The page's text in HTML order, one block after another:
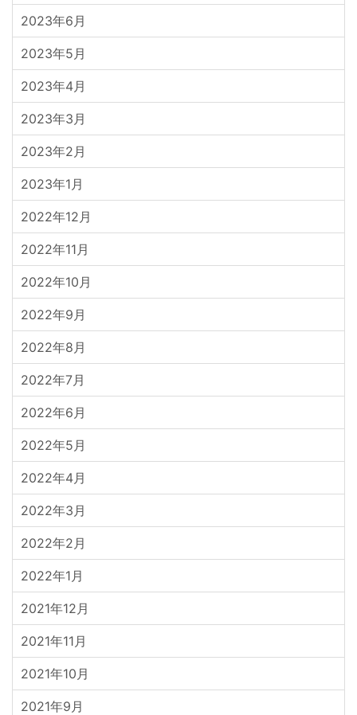
2023年6月
2023年5月
2023年4月
2023年3月
2023年2月
2023年1月
2022年12月
2022年11月
2022年10月
2022年9月
2022年8月
2022年7月
2022年6月
2022年5月
2022年4月
2022年3月
2022年2月
2022年1月
2021年12月
2021年11月
2021年10月
2021年9月